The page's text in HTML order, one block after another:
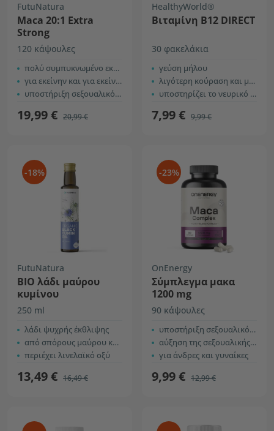
FutuNatura
Maca 20:1 Extra
Strong
120 κάψουλες
πολύ συμπυκνωμένο εκχύλισμα
για εκείνην και για εκείνον
υποστήριξη σεξουαλικότητας
19,99 € 20,99 €
HealthyWorld®
Βιταμίνη B12 DIRECT
30 φακελάκια
γεύση μήλου
λιγότερη κούραση και μεγαλύτερη αντοχή
υποστηρίζει το νευρικό σύστημα
7,99 € 9,99 €
-18%
FutuNatura
ΒΙΟ λάδι μαύρου
κυμίνου
250 ml
λάδι ψυχρής έκθλιψης
από σπόρους μαύρου κύμινου
περιέχει λινελαϊκό οξύ
13,49 € 16,49 €
-23%
OnEnergy
Σύμπλεγμα μακα
1200 mg
90 κάψουλες
υποστήριξη σεξουαλικότητας και γονιμότητας
αύξηση της σεξουαλικής επιθυμίας
για άνδρες και γυναίκες
9,99 € 12,99 €